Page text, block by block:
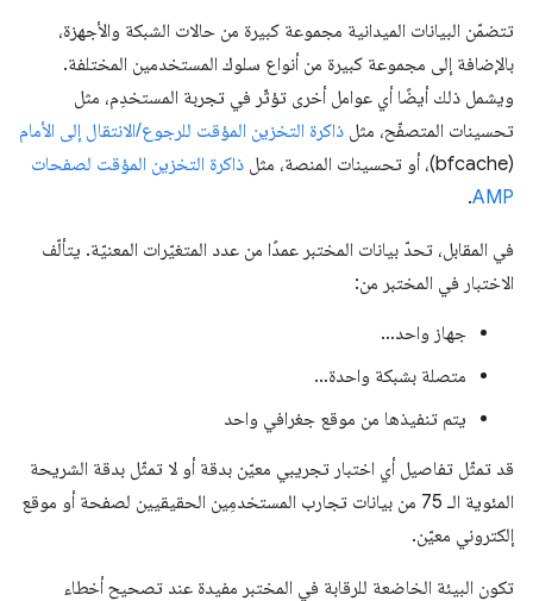
تتضمّن البيانات الميدانية مجموعة كبيرة من حالات الشبكة والأجهزة،
بالإضافة إلى مجموعة كبيرة من أنواع سلوك المستخدمين المختلفة.
ويشمل ذلك أيضًا أي عوامل أخرى تؤثّر في تجربة المستخدِم، مثل
تحسينات المتصفّح، مثل ذاكرة التخزين المؤقت للرجوع/الانتقال إلى الأمام
(bfcache)، أو تحسينات المنصة، مثل
ذاكرة التخزين المؤقت لصفحات
AMP
.
في المقابل، تحدّ بيانات المختبر عمدًا من عدد المتغيّرات المعنيّة. يتألّف
الاختبار في المختبر من:
جهاز واحد…
متصلة بشبكة واحدة…
يتم تنفيذها من موقع جغرافي واحد
قد تمثّل تفاصيل أي اختبار تجريبي معيّن بدقة أو لا تمثّل بدقة الشريحة
المئوية الـ 75 من بيانات تجارب المستخدمِين الحقيقيين لصفحة أو موقع
إلكتروني معيّن.
تكون البيئة الخاضعة للرقابة في المختبر مفيدة عند تصحيح أخطاء